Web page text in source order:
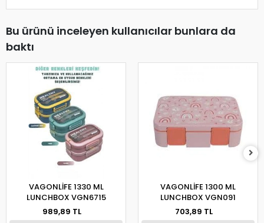
Bu ürünü inceleyen kullanıcılar bunlara da
baktı
VAGONLİFE 1330 ML
LUNCHBOX VGN6715
989,89 TL
VAGONLİFE 1300 ML
LUNCHBOX VGN091
703,89 TL